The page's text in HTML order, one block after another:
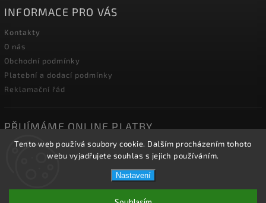
Tento web používá soubory cookie. Dalším procházením tohoto
webu vyjadřujete souhlas s jejich používáním.
Nastavení
INFORMACE PRO VÁS
Kontakty
O nás
Obchodní podmínky
Platební a dodací podmínky
Reklamační řád
PŘIJÍMÁME ONLINE PLATBY